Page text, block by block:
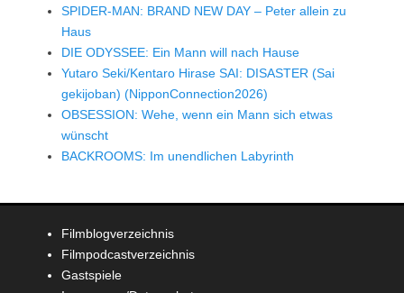
SPIDER-MAN: BRAND NEW DAY – Peter allein zu
Haus
DIE ODYSSEE: Ein Mann will nach Hause
Yutaro Seki/Kentaro Hirase SAI: DISASTER (Sai
gekijoban) (NipponConnection2026)
OBSESSION: Wehe, wenn ein Mann sich etwas
wünscht
BACKROOMS: Im unendlichen Labyrinth
Filmblogverzeichnis
Filmpodcastverzeichnis
Gastspiele